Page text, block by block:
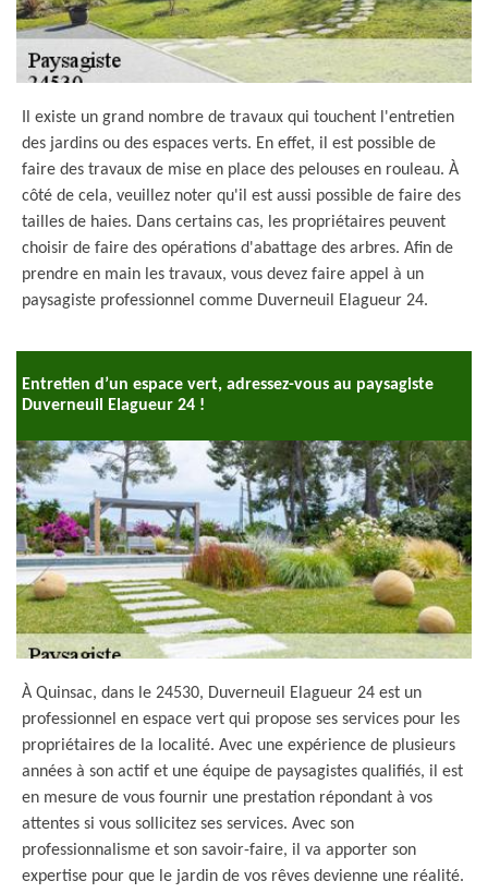
Il existe un grand nombre de travaux qui touchent l'entretien
des jardins ou des espaces verts. En effet, il est possible de
faire des travaux de mise en place des pelouses en rouleau. À
côté de cela, veuillez noter qu'il est aussi possible de faire des
tailles de haies. Dans certains cas, les propriétaires peuvent
choisir de faire des opérations d'abattage des arbres. Afin de
prendre en main les travaux, vous devez faire appel à un
paysagiste professionnel comme Duverneuil Elagueur 24.
Entretien d’un espace vert, adressez-vous au paysagiste
Duverneuil Elagueur 24 !
À Quinsac, dans le 24530, Duverneuil Elagueur 24 est un
professionnel en espace vert qui propose ses services pour les
propriétaires de la localité. Avec une expérience de plusieurs
années à son actif et une équipe de paysagistes qualifiés, il est
en mesure de vous fournir une prestation répondant à vos
attentes si vous sollicitez ses services. Avec son
professionnalisme et son savoir-faire, il va apporter son
expertise pour que le jardin de vos rêves devienne une réalité.